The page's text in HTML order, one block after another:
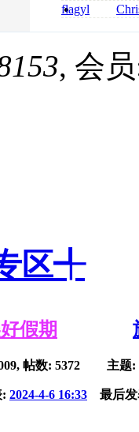
junior kaufen
flagyl
, 会
区╃
假期
帖数: 5372
: 2024-4-6 16:33
主题:
最后